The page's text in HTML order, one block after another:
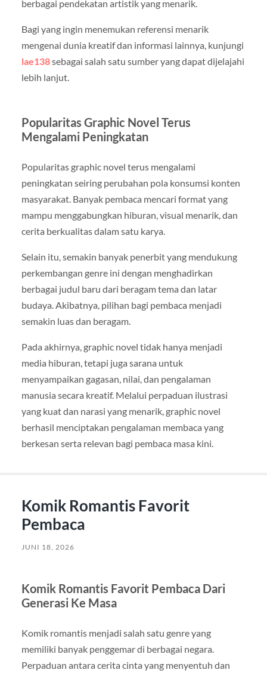
berbagai pendekatan artistik yang menarik.
Bagi yang ingin menemukan referensi menarik
mengenai dunia kreatif dan informasi lainnya, kunjungi
lae138sebagai salah satu sumber yang dapat dijelajahi
lebih lanjut.
Popularitas Graphic Novel Terus
Mengalami Peningkatan
Popularitas graphic novel terus mengalami
peningkatan seiring perubahan pola konsumsi konten
masyarakat. Banyak pembaca mencari format yang
mampu menggabungkan hiburan, visual menarik, dan
cerita berkualitas dalam satu karya.
Selain itu, semakin banyak penerbit yang mendukung
perkembangan genre ini dengan menghadirkan
berbagai judul baru dari beragam tema dan latar
budaya. Akibatnya, pilihan bagi pembaca menjadi
semakin luas dan beragam.
Pada akhirnya, graphic novel tidak hanya menjadi
media hiburan, tetapi juga sarana untuk
menyampaikan gagasan, nilai, dan pengalaman
manusia secara kreatif. Melalui perpaduan ilustrasi
yang kuat dan narasi yang menarik, graphic novel
berhasil menciptakan pengalaman membaca yang
berkesan serta relevan bagi pembaca masa kini.
Komik Romantis Favorit
Pembaca
JUNI 18, 2026
Komik Romantis Favorit Pembaca Dari
Generasi Ke Masa
Komik romantis menjadi salah satu genre yang
memiliki banyak penggemar di berbagai negara.
Perpaduan antara cerita cinta yang menyentuh dan